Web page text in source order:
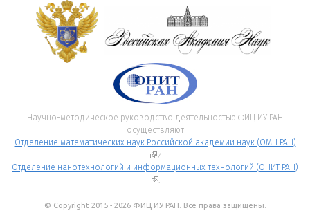
Научно-методическое руководство деятельностью ФИЦ ИУ РАН
осуществляют
Отделение математических наук Российской академии наук (ОМН РАН)
(внешняя ссылка)
и
Отделение нанотехнологий и информационных технологий (ОНИТ РАН)
(внешняя ссылка)
.
© Copyright 2015 - 2026 ФИЦ ИУ РАН. Все права защищены.